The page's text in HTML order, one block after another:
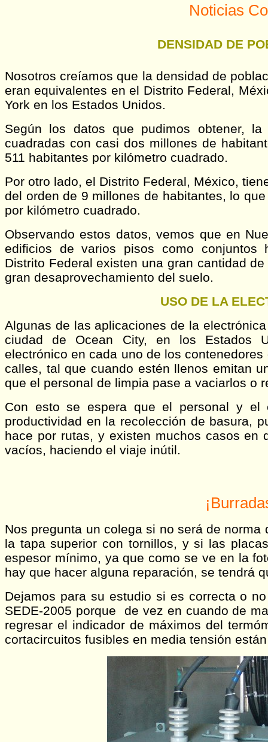
Noticias
DENSIDAD DE
Nosotros creíamos que la densidad de
eran equivalentes en el Distrito Federal,
York en los Estados Unidos.
Según los datos que pudimos obtener,
cuadradas con casi dos millones de
511 habitantes por kilómetro cuadrado.
Por otro lado, el Distrito Federal, México,
del orden de 9 millones de habitantes, lo
por kilómetro cuadrado.
Observando estos datos, vemos que en
edificios de varios pisos como conjuntos
Distrito Federal existen una gran cantidad
gran desaprovechamiento del suelo.
USO DE LA
Algunas de las aplicaciones de la
ciudad de Ocean City, en los Estados
electrónico en cada uno de los
calles, tal que cuando estén llenos emitan
que el personal de limpia pase a vaciarlos o
Con esto se espera que el personal y el
productividad en la recolección de basura,
hace por rutas, y existen muchos casos en
vacíos, haciendo el viaje inútil.
Nos pregunta un colega si no será de
la tapa superior con tornillos, y si las
espesor mínimo, ya que como se ve en la
hay que hacer alguna reparación, se tendrá
Dejamos para su estudio si es correcta o
SEDE-2005 porque de vez en cuando de
regresar el indicador de máximos del
cortacircuitos fusibles en media tensión